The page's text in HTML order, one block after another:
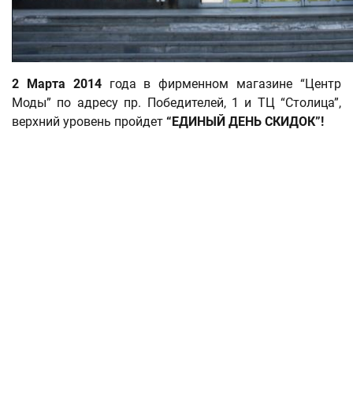
2 Марта 2014года в фирменном магазине “Центр
Моды” по адресу пр. Победителей, 1 и ТЦ “Столица”,
верхний уровень пройдет “ЕДИНЫЙ ДЕНЬ СКИДОК”!